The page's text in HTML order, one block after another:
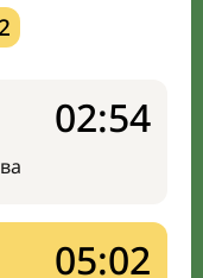
02:54
05:02